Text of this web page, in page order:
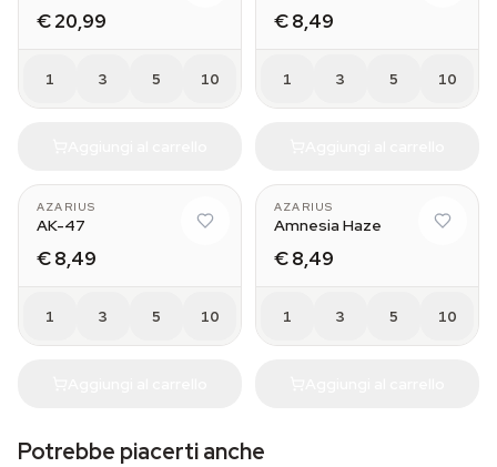
€ 20,99
1 3 5 10
€ 8,49
1 3 5 10
AZARIUS
AK-47
€ 8,49
1 3 5 10
AZARIUS
Amnesia Haze
€ 8,49
1 3 5 10
Potrebbe piacerti anche